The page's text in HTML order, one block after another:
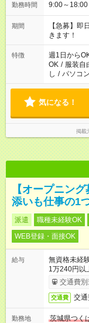
勤務時間 9:00～18:00
期間
【急募】
きます！
特徴 週1日から
OK / 服装自
し / パソコ
気になる！
掲載
【オープニン
添いも仕事の1
派遣 職種未経験OK
WEB登録・面接OK
給与
無資格未経
1万240円以
交通費別
交通費 交
勤務地
茨城県つく